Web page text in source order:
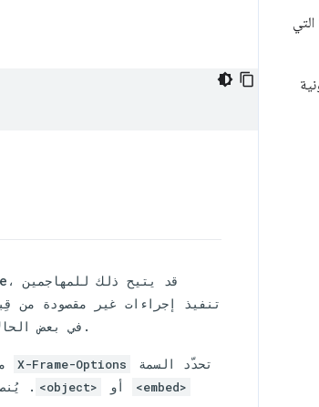
تنفيذ إجراءات غير مقصودة من
في بعض الحالات للمواقع الإلكترونية الضارة معرفة محتوى مستند مضمّن.
تحدّد السمة X-Frame-Options
<embed> أو <object>
.